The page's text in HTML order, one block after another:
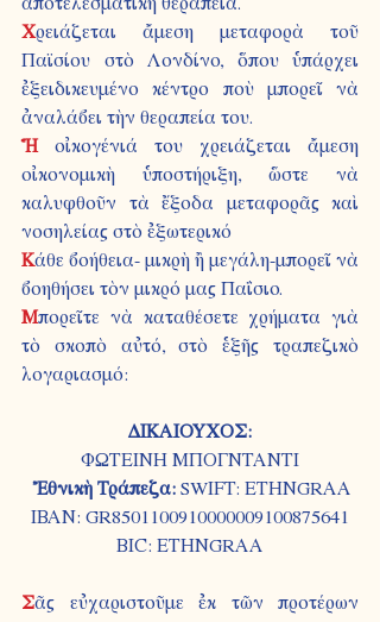
ἀποτελεσματικὴ θεραπεία.
Χρειάζεται ἄμεση μεταφορὰ τοῦ
Παϊσίου στὸ Λονδίνο, ὅπου ὑπάρχει
ἐξειδικευμένο κέντρο ποὺ μπορεῖ νὰ
ἀναλάβει τὴν θεραπεία του.
Ἡ οἰκογένιά του χρειάζεται ἄμεση
οἰκονομικὴ ὑποστήριξη, ὥστε νὰ
καλυφθοῦν τὰ ἔξοδα μεταφορᾶς καὶ
νοσηλείας στὸ ἐξωτερικό
Κάθε βοήθεια- μικρὴ ἢ μεγάλη-μπορεῖ νὰ
βοηθήσει τὸν μικρό μας Παΐσιο.
Μπορεῖτε νὰ καταθέσετε χρήματα γιὰ
τὸ σκοπὸ αὐτό, στὸ ἑξῆς τραπεζικὸ
λογαριασμό:
ΔΙΚΑΙΟΥΧΟΣ:
ΦΩΤΕΙΝΗ ΜΠΟΓΝΤΑΝΤΙ
Ἐθνικὴ Τράπεζα: SWIFT: ETHNGRAA
IBAN: GR8501100910000009100875641
BIC: ETHNGRAA
Σᾶς εὐχαριστοῦμε ἐκ τῶν προτέρων